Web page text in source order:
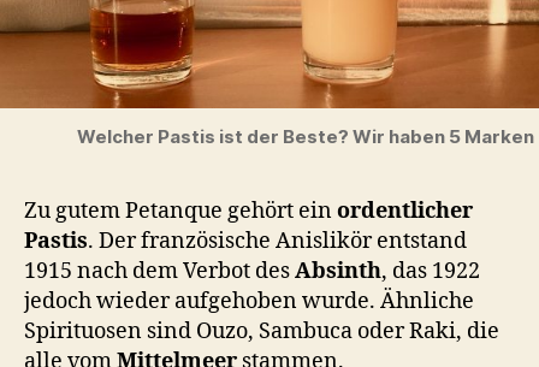
Welcher Pastis ist der Beste? Wir haben 5
Zu gutem Petanque gehört einordentlicher
Pastis. Der französische Anislikör entstand
1915 nach dem Verbot desAbsinth, das 1922
jedoch wieder aufgehoben wurde. Ähnliche
Spirituosen sind Ouzo, Sambuca oder Raki, die